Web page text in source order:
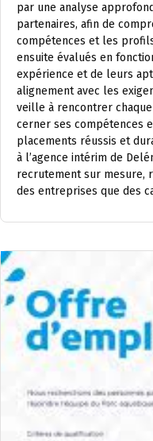
par une analyse
partenaires, afin de
compétences et les
ensuite évalués en
expérience et de leurs
alignement avec les
veille à rencontrer
cerner ses compétences
placements réussis et
à l’agence intérim de
recrutement sur mesure,
des entreprises que des